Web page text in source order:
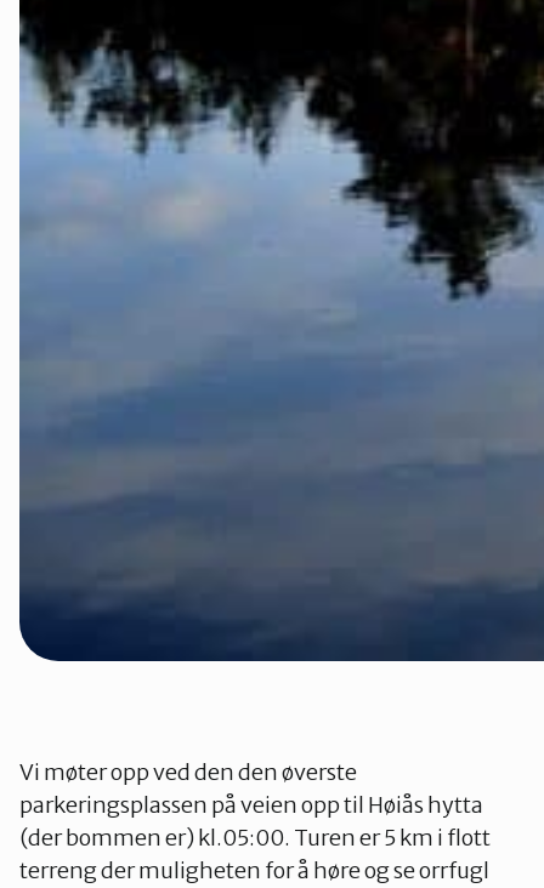
Vi møter opp ved den den øverste
parkeringsplassen på veien opp til Høiås hytta
(der bommen er) kl.05:00. Turen er 5 km i flott
terreng der muligheten for å høre og se orrfugl